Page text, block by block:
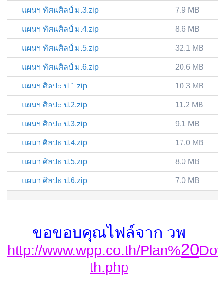
แผนฯ ทัศนศิลป์ ม.3.zip 7.9 MB
แผนฯ ทัศนศิลป์ ม.4.zip 8.6 MB
แผนฯ ทัศนศิลป์ ม.5.zip 32.1 MB
แผนฯ ทัศนศิลป์ ม.6.zip 20.6 MB
แผนฯ ศิลปะ ป.1.zip 10.3 MB
แผนฯ ศิลปะ ป.2.zip 11.2 MB
แผนฯ ศิลปะ ป.3.zip 9.1 MB
แผนฯ ศิลปะ ป.4.zip 17.0 MB
แผนฯ ศิลปะ ป.5.zip 8.0 MB
แผนฯ ศิลปะ ป.6.zip 7.0 MB
ขอขอบคุณไฟล์จาก วพ
http://www.wpp.co.th/Plan%20
th.php